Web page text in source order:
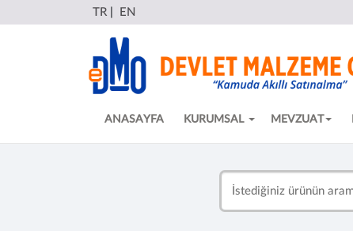
TR EN
ANASAYFA KURUMSAL MEVZUAT